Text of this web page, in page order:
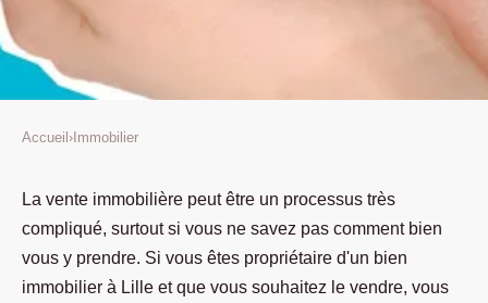
Les erreurs à éviter pour vendre
efficacement votre bien
immobilier à Lille
Accueil › Immobilier
La vente immobilière peut être un processus très
compliqué, surtout si vous ne savez pas comment bien
vous y prendre. Si vous êtes propriétaire d'un bien
immobilier à Lille et que vous souhaitez le vendre, vous